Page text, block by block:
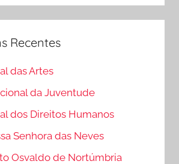
Recentes
das Artes
da Juventude
dos Direitos Humanos
Senhora das Neves
Osvaldo de Nortúmbria